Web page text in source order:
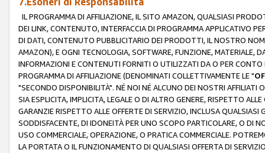
IL PROGRAMMA DI AFFILIAZIONE, IL SITO AMAZON, QUALSIASI
DEI LINK, CONTENUTO, INTERFACCIA DI PROGRAMMA APPLICATIVO
DI DATI, CONTENUTO PUBBLICITARIO DEI PRODOTTI, IL NOSTRO
AMAZON), E OGNI TECNOLOGIA, SOFTWARE, FUNZIONE, MATERIALE,
INFORMAZIONI E CONTENUTI FORNITI O UTILIZZATI DA O PER
PROGRAMMA DI AFFILIAZIONE (DENOMINATI COLLETTIVAMENTE LE "
"SECONDO DISPONIBILITÀ". NÉ NOI NÉ ALCUNO DEI NOSTRI
SIA ESPLICITA, IMPLICITA, LEGALE O DI ALTRO GENERE, RISPETTO
GARANZIE RISPETTO ALLE OFFERTE DI SERVIZIO, INCLUSA
SODDISFACENTE, DI IDONEITÀ PER UNO SCOPO PARTICOLARE, O DI
USO COMMERCIALE, OPERAZIONE, O PRATICA COMMERCIALE.
LA PORTATA O IL FUNZIONAMENTO DI QUALSIASI OFFERTA DI